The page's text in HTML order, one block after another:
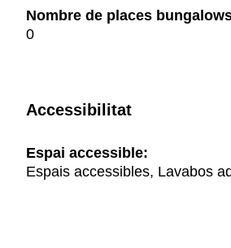
Nombre de places
0
Accessibilitat
Espai accessible:
Espais accessibles, Lavabos